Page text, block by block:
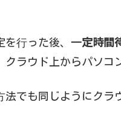
を⾏った後、 ⼀定時間
クラウド上からパソコ
法でも同じようにクラ